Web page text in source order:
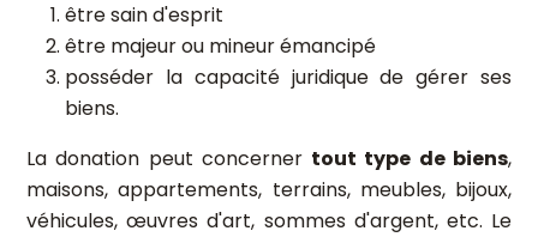
être sain d'esprit
être majeur ou mineur émancipé
posséder la capacité juridique de gérer ses
biens.
La donation peut concerner tout type de biens,
maisons, appartements, terrains, meubles, bijoux,
véhicules, œuvres d'art, sommes d'argent, etc. Le